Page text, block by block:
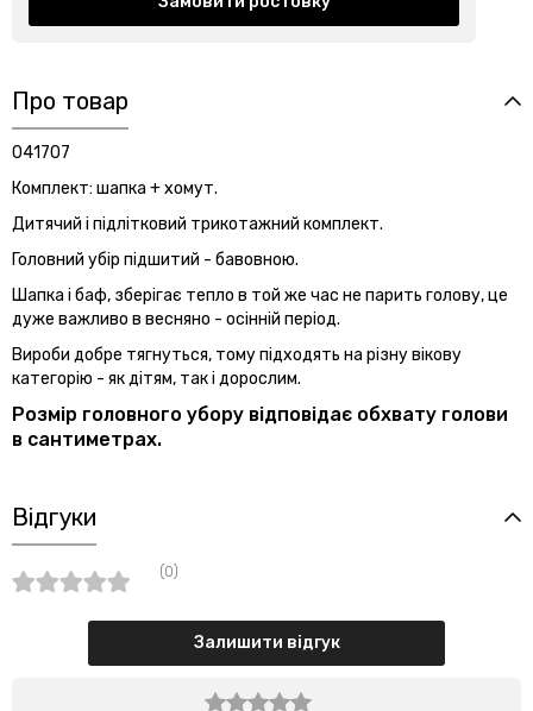
Про товар
041707
Комплект: шапка + хомут.
Дитячий і підлітковий трикотажний комплект.
Головний убір підшитий - бавовною.
Шапка і баф, зберігає тепло в той же час не парить голову,це
дуже важливо в весняно - осінній період.
Вироби добре тягнуться, тому підходять на різнувікову
категорію - як дітям, так і дорослим.
Розмір головного убору відповідає обхвату голови
в сантиметрах.
Відгуки
(0)
Залишити відгук